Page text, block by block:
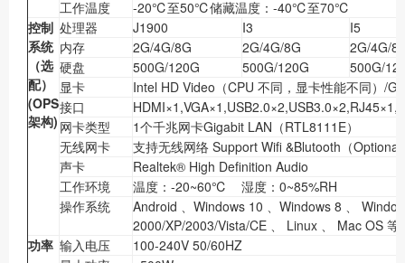
工作温度
-20℃至50℃储藏温度：-40℃至70℃
控制
系统
（选
配）
(OPS
架构)
处理器 J1900 I3
I5
内存
2G/4G/8G 2G/4G/8G
2G/4G/
硬盘
500G/120G 500G/120G
500G/
显卡
Intel HD Video（CPU 不同，显卡性能不同）/
接口
网卡类型
1个千兆网卡Gigabit LAN（RTL8111E）
无线网卡
支持无线网络 Support Wifi &Blutooth（Optional
声卡
Realtek® High Definition Audio
工作环境
温度：-20~60℃ 湿度：0~85%RH
操作系统
Android 、Windows 10 、Windows 8 、
2000/XP/2003/Vista/CE 、 Linux 、 Mac OS 等
功率 输入电压
100-240V 50/60HZ